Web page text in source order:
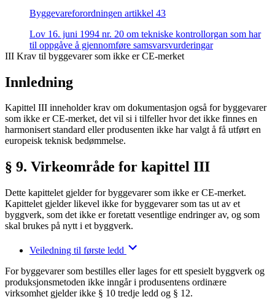
Byggevareforordningen artikkel 43
Lov 16. juni 1994 nr. 20 om tekniske kontrollorgan som har
til oppgåve å gjennomføre samsvarsvurderingar
III Krav til byggevarer som ikke er CE-merket
Innledning
Kapittel III inneholder krav om dokumentasjon også for byggevarer
som ikke er CE-merket, det vil si i tilfeller hvor det ikke finnes en
harmonisert standard eller produsenten ikke har valgt å få utført en
europeisk teknisk bedømmelse.
§ 9. Virkeområde for kapittel III
Dette kapittelet gjelder for byggevarer som ikke er CE-merket.
Kapittelet gjelder likevel ikke for byggevarer som tas ut av et
byggverk, som det ikke er foretatt vesentlige endringer av, og som
skal brukes på nytt i et byggverk.
Veiledning til første ledd
For byggevarer som bestilles eller lages for ett spesielt byggverk og
produksjonsmetoden ikke inngår i produsentens ordinære
virksomhet gjelder ikke § 10 tredje ledd og § 12.